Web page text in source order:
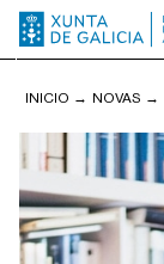
INICIO → NOVAS →